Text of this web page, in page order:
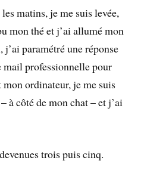
matins, je me suis levée,
mon thé et j’ai allumé mon
paramétré une réponse
mail professionnelle pour
ordinateur, je me suis
à côté de mon chat – et j’ai
trois puis cinq.